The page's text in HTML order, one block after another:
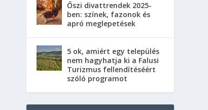
Őszi divattrendek 2025-
ben: színek, fazonok és
apró meglepetések
5 ok, amiért egy település
nem hagyhatja ki a Falusi
Turizmus fellendítéséért
szóló programot